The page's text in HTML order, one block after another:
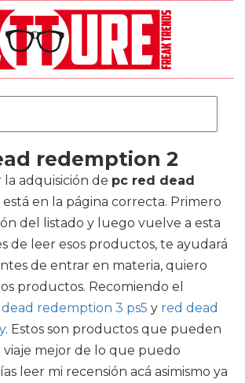
redemption 2
la adquisición de pc red dead
está en la página correcta. Primero
del listado y luego vuelve a esta
de leer esos productos, te ayudará
de entrar en materia, quiero
productos. Recomiendo el
redemption 3 ps5 y red dead
. Estos son productos que pueden
mejor de lo que puedo
leer mi recensión acá asimismo ya